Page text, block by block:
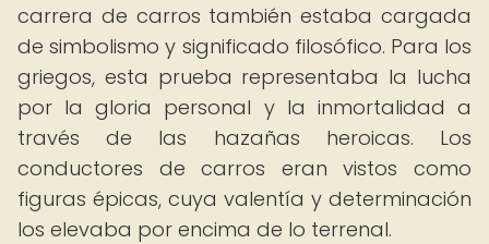
carrera de carros también estaba cargada
de simbolismo y significado filosófico. Para los
griegos, esta prueba representaba la lucha
por la gloria personal y la inmortalidad a
través de las hazañas heroicas. Los
conductores de carros eran vistos como
figuras épicas, cuya valentía y determinación
los elevaba por encima de lo terrenal.